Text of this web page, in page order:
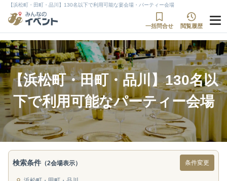
【浜松町・田町・品川】130名以下で利用可能な宴会場・パーティー会場
一括問合せ 閲覧履歴
【浜松町・田町・品川】130名以
下で利用可能なパーティー会場
検索条件 （2会場表示） 条件変更